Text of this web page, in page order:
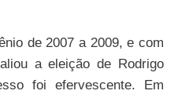
de 2007 a 2009, e com
a eleição de Rodrigo
foi efervescente. Em